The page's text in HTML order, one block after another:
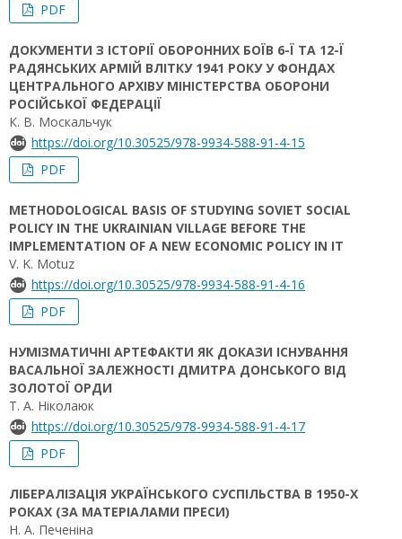
PDF
ДОКУМЕНТИ З ІСТОРІЇ ОБОРОННИХ БОЇВ 6-Ї ТА 12-Ї
РАДЯНСЬКИХ АРМІЙ ВЛІТКУ 1941 РОКУ У ФОНДАХ
ЦЕНТРАЛЬНОГО АРХІВУ МІНІСТЕРСТВА ОБОРОНИ
РОСІЙСЬКОЇ ФЕДЕРАЦІЇ
К. В. Москальчук
https://doi.org/10.30525/978-9934-588-91-4-15
PDF
METHODOLOGICAL BASIS OF STUDYING SOVIET SOCIAL
POLICY IN THE UKRAINIAN VILLAGE BEFORE THE
IMPLEMENTATION OF A NEW ECONOMIC POLICY IN IT
V. K. Motuz
https://doi.org/10.30525/978-9934-588-91-4-16
PDF
НУМІЗМАТИЧНІ АРТЕФАКТИ ЯК ДОКАЗИ ІСНУВАННЯ
ВАСАЛЬНОЇ ЗАЛЕЖНОСТІ ДМИТРА ДОНСЬКОГО ВІД
ЗОЛОТОЇ ОРДИ
Т. А. Ніколаюк
https://doi.org/10.30525/978-9934-588-91-4-17
PDF
ЛІБЕРАЛІЗАЦІЯ УКРАЇНСЬКОГО СУСПІЛЬСТВА В 1950-Х
РОКАХ (ЗА МАТЕРІАЛАМИ ПРЕСИ)
Н. А. Печеніна